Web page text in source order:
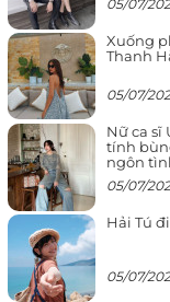
05/07/
Xuống
Thanh
05/07/
Nữ ca sĩ
tính
ngôn
05/07/
Hải Tú
05/07/